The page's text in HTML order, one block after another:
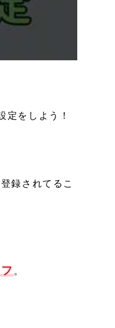
定をしよう！
録されてるこ
。